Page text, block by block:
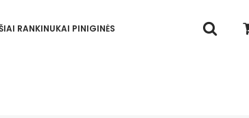
RANKINUKAI PINIGINĖS